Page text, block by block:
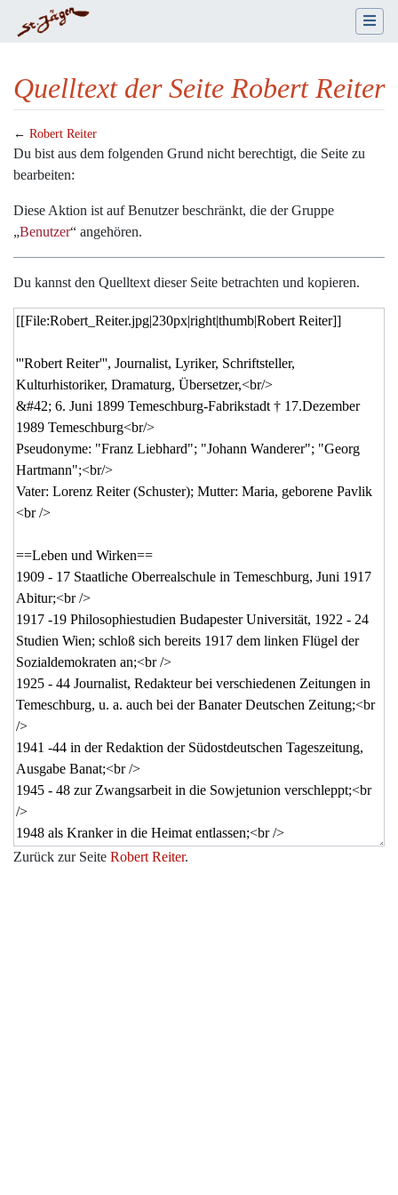
Quelltext der Seite Robert Reiter
← Robert Reiter
Wechseln zu:Navigation,Suche
Du bist aus dem folgenden Grund nicht berechtigt, die Seite zu
bearbeiten:
Diese Aktion ist auf Benutzer beschränkt, die der Gruppe
„Benutzer“ angehören.
Du kannst den Quelltext dieser Seite betrachten und kopieren.
Zurück zur Seite Robert Reiter.